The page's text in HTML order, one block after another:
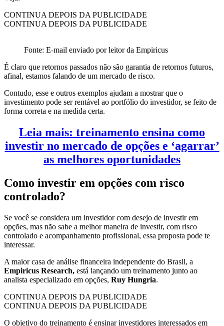
CONTINUA DEPOIS DA PUBLICIDADE
CONTINUA DEPOIS DA PUBLICIDADE
Fonte: E-mail enviado por leitor da Empiricus
É claro que retornos passados não são garantia de retornos futuros,
afinal, estamos falando de um mercado de risco.
Contudo, esse e outros exemplos ajudam a mostrar que o
investimento pode ser rentável ao portfólio do investidor, se feito de
forma correta e na medida certa.
Leia mais: treinamento ensina como
investir no mercado de opções e ‘agarrar’
as melhores oportunidades
Como investir em opções com risco
controlado?
Se você se considera um investidor com desejo de investir em
opções, mas não sabe a melhor maneira de investir, com risco
controlado e acompanhamento profissional, essa proposta pode te
interessar.
A maior casa de análise financeira independente do Brasil, a
Empiricus Research, está lançando um treinamento junto ao
analista especializado em opções, Ruy Hungria.
CONTINUA DEPOIS DA PUBLICIDADE
CONTINUA DEPOIS DA PUBLICIDADE
O objetivo do treinamento é ensinar investidores interessados em